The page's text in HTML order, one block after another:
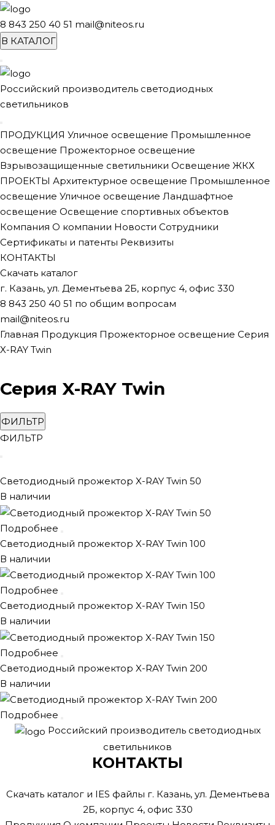
8 843 250 40 51 mail@niteos.ru
В КАТАЛОГ
Российский производитель светодиодных
светильников
ПРОДУКЦИЯ Уличное освещение Промышленное
освещение Прожекторное освещение
Взрывозащищенные светильники Освещение ЖКХ
ПРОЕКТЫ Архитектурное освещение Промышленное
освещение Уличное освещение Ландшафтное
освещение Освещение спортивных объектов
Компания О компании Новости Сотрудники
Сертификаты и патенты Реквизиты
КОНТАКТЫ
Скачать каталог
г. Казань, ул. Дементьева 2Б, корпус 4, офис 330
8 843 250 40 51 по общим вопросам
mail@niteos.ru
Главная Продукция Прожекторное освещение Серия
X-RAY Twin
Серия X-RAY Twin
ФИЛЬТР
ФИЛЬТР
Светодиодный прожектор X-RAY Twin 50
В наличии
Подробнее
Светодиодный прожектор X-RAY Twin 100
В наличии
Подробнее
Светодиодный прожектор X-RAY Twin 150
В наличии
Подробнее
Светодиодный прожектор X-RAY Twin 200
В наличии
Подробнее
Российский производитель светодиодных
светильников
КОНТАКТЫ
Скачать каталог и IES файлы г. Казань, ул. Дементьева
2Б, корпус 4, офис 330